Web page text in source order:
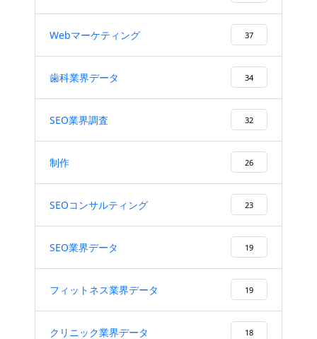
Webマーケティング 37
歯科業界データ 34
SEO業界調査 32
制作 26
SEOコンサルティング 23
SEO業界データ 19
フィットネス業界データ 19
クリニック業界データ 18